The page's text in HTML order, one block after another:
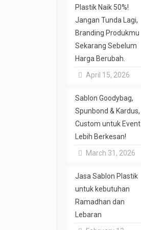
Plastik Naik 50%!
Jangan Tunda Lagi,
Branding Produkmu
Sekarang Sebelum
Harga Berubah.
April 15, 2026
Sablon Goodybag,
Spunbond & Kardus,
Custom untuk Event
Lebih Berkesan!
March 31, 2026
Jasa Sablon Plastik
untuk kebutuhan
Ramadhan dan
Lebaran